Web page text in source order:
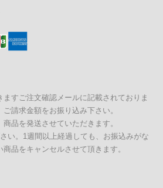
すご注文確認メールに記載されておりま
請求金額をお振り込み下さい。
品を発送させていただきます。
い。1週間以上経過しても、お振込みがな
品をキャンセルさせて頂きます。